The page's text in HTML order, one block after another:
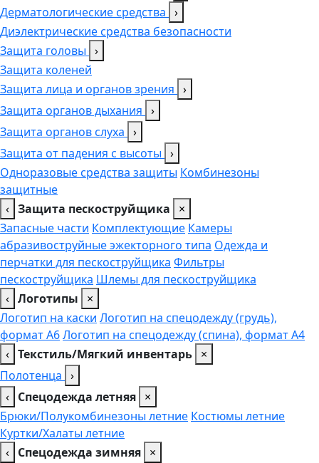
Дерматологические средства ›
Диэлектрические средства безопасности
Защита головы ›
Защита коленей
Защита лица и органов зрения ›
Защита органов дыхания ›
Защита органов слуха ›
Защита от падения с высоты ›
Одноразовые средства защиты Комбинезоны
защитные
‹ Защита пескоструйщика
×
Запасные части Комплектующие Камеры
абразивоструйные эжекторного типа Одежда и
перчатки для пескоструйщика Фильтры
пескоструйщика Шлемы для пескоструйщика
‹ Логотипы
×
Логотип на каски Логотип на спецодежду (грудь),
формат А6Логотип на спецодежду (спина), формат А4
‹ Текстиль/Мягкий инвентарь ×
Полотенца ›
‹ Спецодежда летняя ×
Брюки/Полукомбинезоны летние Костюмы летние
Куртки/Халаты летние
‹ Спецодежда зимняя ×